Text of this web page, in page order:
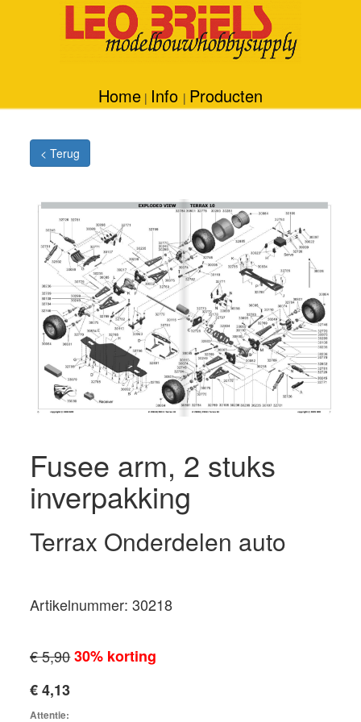
Home | Info | Producten
< Terug
Fusee arm, 2 stuks
inverpakking
Terrax Onderdelen auto
Artikelnummer: 30218
€ 5,9030% korting
€ 4,13
Attentie: